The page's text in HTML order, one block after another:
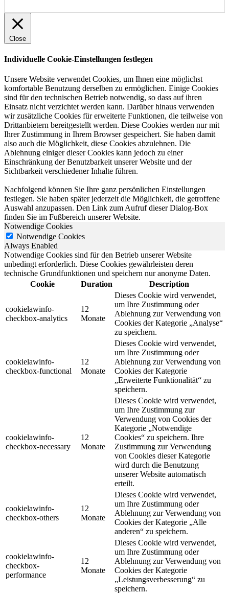
Close
Individuelle Cookie-Einstellungen festlegen
Unsere Website verwendet Cookies, um Ihnen eine möglichst
komfortable Benutzung derselben zu ermöglichen. Einige Cookies
sind für den technischen Betrieb notwendig, so dass auf ihren
Einsatz nicht verzichtet werden kann. Darüber hinaus verwenden
wir zusätzliche Cookies für erweiterte Funktionen, die teilweise von
Drittanbietern bereitgestellt werden. Diese Cookies werden nur mit
Ihrer Zustimmung in Ihrem Browser gespeichert. Sie haben damit
also auch die Möglichkeit, diese Cookies abzulehnen. Die
Ablehnung einiger dieser Cookies kann jedoch zu einer
Einschränkung der Benutzbarkeit unserer Website und der
Sichtbarkeit verschiedener Inhalte führen.
Nachfolgend können Sie Ihre ganz persönlichen Einstellungen
festlegen. Sie haben später jederzeit die Möglichkeit, die getroffene
Auswahl anzupassen. Den Link zum Aufruf dieser Dialog-Box
finden Sie im Fußbereich unserer Website.
Notwendige Cookies
Notwendige Cookies
Always Enabled
Notwendige Cookies sind für den Betrieb unserer Website
unbedingt erforderlich. Diese Cookies gewährleisten deren
technische Grundfunktionen und speichern nur anonyme Daten.
Cookie
Duration Description
cookielawinfo-
checkbox-analytics
12
Monate
Dieses Cookie wird verwendet,
um Ihre Zustimmung oder
Ablehnung zur Verwendung von
Cookies der Kategorie „Analyse“
zu speichern.
cookielawinfo-
checkbox-functional
12
Monate
Dieses Cookie wird verwendet,
um Ihre Zustimmung oder
Ablehnung zur Verwendung von
Cookies der Kategorie
„Erweiterte Funktionalität“ zu
speichern.
cookielawinfo-
checkbox-necessary
12
Monate
Dieses Cookie wird verwendet,
um Ihre Zustimmung zur
Verwendung von Cookies der
Kategorie „Notwendige
Cookies“ zu speichern. Ihre
Zustimmung zur Verwendung
von Cookies dieser Kategorie
wird durch die Benutzung
unserer Website automatisch
erteilt.
cookielawinfo-
checkbox-others
12
Monate
Dieses Cookie wird verwendet,
um Ihre Zustimmung oder
Ablehnung zur Verwendung von
Cookies der Kategorie „Alle
anderen“ zu speichern.
cookielawinfo-
checkbox-
performance
12
Monate
Dieses Cookie wird verwendet,
um Ihre Zustimmung oder
Ablehnung zur Verwendung von
Cookies der Kategorie
„Leistungsverbesserung“ zu
speichern.